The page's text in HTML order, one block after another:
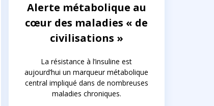
Alerte métabolique au
cœur des maladies « de
civilisations »
La résistance à l’insuline est
aujourd’hui un marqueur métabolique
central impliqué dans de nombreuses
maladies chroniques.